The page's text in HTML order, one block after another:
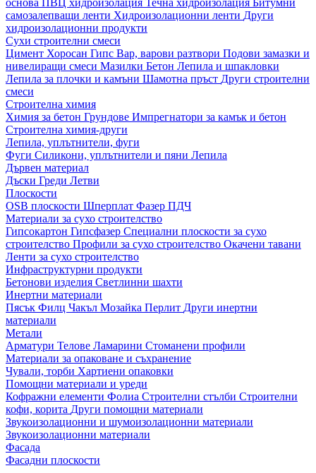
основа ПВЦ хидроизолация Течна хидроизолация Битумни
самозалепващи ленти Хидроизолационни ленти Други
хидроизолационни продукти
Сухи строителни смеси
Цимент Хоросан Гипс Вар, варови разтвори Подови замазки и
нивелиращи смеси Мазилки Бетон Лепила и шпакловки
Лепила за плочки и камъни Шамотна пръст Други строителни
смеси
Строителна химия
Химия за бетон Грундове Импрегнатори за камък и бетон
Строителна химия-други
Лепила, уплътнители, фуги
Фуги Силикони, уплътнители и пяни Лепила
Дървен материал
Дъски Греди Летви
Плоскости
OSB плоскости Шперплат Фазер ПДЧ
Материали за сухо строителство
Гипсокартон Гипсфазер Специални плоскости за сухо
строителство Профили за сухо строителство Окачени тавани
Ленти за сухо строителство
Инфраструктурни продукти
Бетонови изделия Светлинни шахти
Инертни материали
Пясък Филц Чакъл Мозайкa Перлит Други инертни
материали
Метали
Арматури Телове Ламарини Стоманени профили
Материали за опаковане и съхранение
Чували, торби Хартиени опаковки
Помощни материали и уреди
Кофражни елементи Фолиа Строителни стълби Строителни
кофи, корита Други помощни материали
Звукоизолационни и шумоизолационни материали
Звукоизолационни материали
Фасада
Фасадни плоскости